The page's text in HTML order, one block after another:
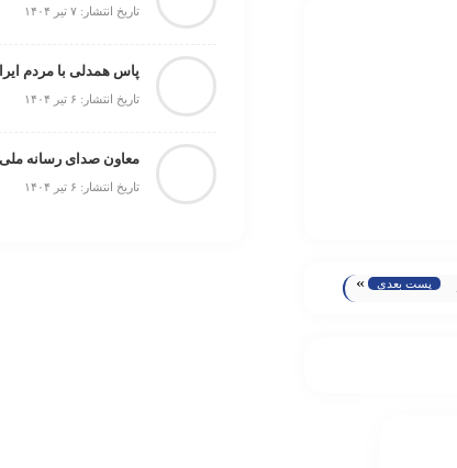
پست بعدی »
تاریخ انتشار: ۷ تیر ۱۴۰۴
پاس همدلی با مردم
تاریخ انتشار: ۶ تیر ۱۴۰۴
تاریخ انتشار: ۶ تیر ۱۴۰۴